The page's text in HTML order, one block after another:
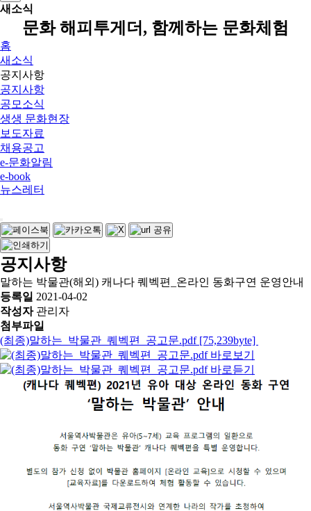
새소식
문화 해피투게더, 함께하는 문화체험
홈
새소식
공지사항
공지사항
공모소식
생생 문화현장
보도자료
채용공고
e-문화알림
e-book
뉴스레터
공지사항
말하는 박물관(해외) 캐나다 퀘벡편_온라인 동화구연 운영안내
등록일 2021-04-02
작성자 관리자
첨부파일
(최종)말하는_박물관_퀘벡편_공고문.pdf [75,239byte]